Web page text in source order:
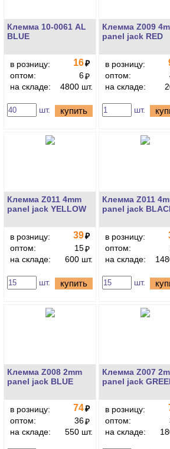
Клемма 10-0061 AL
BLUE
в розницу: 16₽
оптом:
6₽
на складе:
4800 шт.
шт. купить
Клемма Z009
panel jack RED
в розницу:
оптом:
на складе:
шт.
Клемма Z011 4mm
panel jack YELLOW
в розницу: 39₽
оптом:
15₽
на складе:
600 шт.
шт. купить
Клемма Z011
panel jack
в розницу:
оптом:
на складе:
шт.
Клемма Z008 2mm
panel jack BLUE
в розницу: 74₽
оптом:
36₽
на складе:
550 шт.
Клемма Z007
panel jack
в розницу:
оптом:
на складе: